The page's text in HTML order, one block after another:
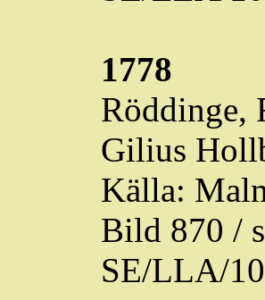
1778
Röddinge,
Gilius
Källa:
Bild 870 /
SE/LLA/